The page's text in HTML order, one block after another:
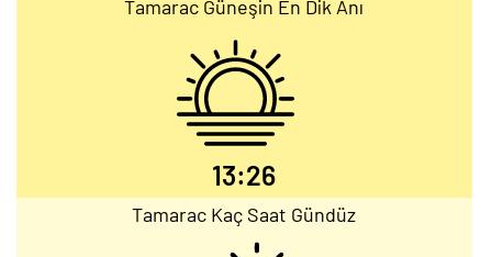
Tamarac Güneşin En Dik Anı
13:26
Tamarac Kaç Saat Gündüz